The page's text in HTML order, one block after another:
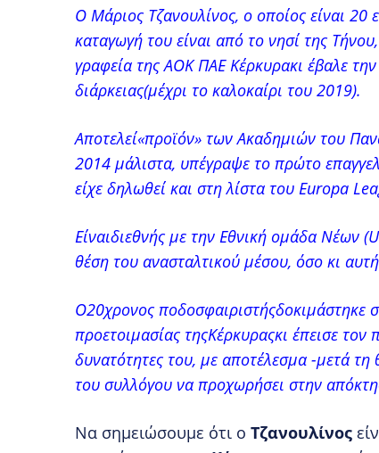
Ο Μάριος Τζανουλίνος, ο οποίος είναι 20
καταγωγή του είναι από το νησί της
γραφεία της ΑΟΚ ΠΑΕ Κέρκυρακι έβαλε
διάρκειας(μέχρι το καλοκαίρι του 2019).
Αποτελεί«προϊόν» των Ακαδημιών του
2014 μάλιστα, υπέγραψε το πρώτο
είχε δηλωθεί και στη λίστα του Europa
Είναιδιεθνής με την Εθνική ομάδα Νέων
θέση του ανασταλτικού μέσου, όσο κι
Ο20χρονος ποδοσφαιριστήςδοκιμάστηκε
προετοιμασίας τηςΚέρκυραςκι έπεισε
δυνατότητες του, με αποτέλεσμα -μετά τη
του συλλόγου να προχωρήσει στην
Να σημειώσουμε ότι ο Τζανουλίνος